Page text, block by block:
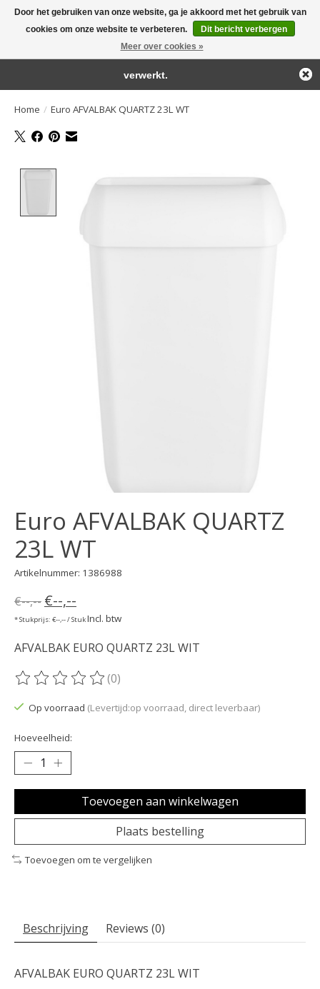
Large selection of products and fast shipping!
Home / Euro AFVALBAK QUARTZ 23L WT
Product image slideshow Items
Euro AFVALBAK QUARTZ
23L WT
Artikelnummer: 1386988
€--,-- €--,--
* Stukprijs: €--,-- / StukIncl. btw
AFVALBAK EURO QUARTZ 23L WIT
De beoordeling van dit product is
(0)
Op voorraad (Levertijd:op voorraad, direct leverbaar)
Hoeveelheid:
Toevoegen aan winkelwagen
Plaats bestelling
Toevoegen om te vergelijken
Beschrijving Reviews (0)
AFVALBAK EURO QUARTZ 23L WIT
Door het gebruiken van onze website, ga je akkoord met het gebruik van
cookies om onze website te verbeteren.
Dit bericht verbergen
Meer over cookies »
← Keer terug naar de backofficeDeze winkel is in aanbouw.
Eventueel geplaatste orders zullen niet worden gehonoreerd of
verwerkt.